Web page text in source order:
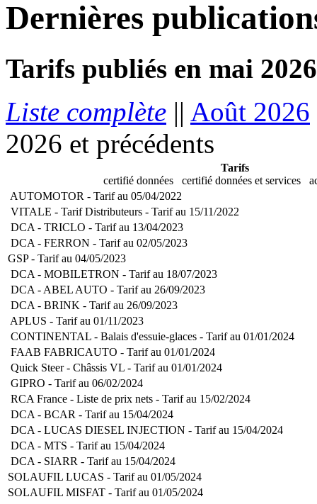
Dernières
Tarifs publiés en mai
Liste complète || Août 2026
2026 et précédents
Tarifs
certifié données
certifié données et services
AUTOMOTOR - Tarif au 05/04/2022
VITALE - Tarif Distributeurs - Tarif au 15/11/2022
DCA - TRICLO - Tarif au 13/04/2023
DCA - FERRON - Tarif au 02/05/2023
GSP - Tarif au 04/05/2023
DCA - MOBILETRON - Tarif au 18/07/2023
DCA - ABEL AUTO - Tarif au 26/09/2023
DCA - BRINK - Tarif au 26/09/2023
APLUS - Tarif au 01/11/2023
CONTINENTAL - Balais d'essuie-glaces - Tarif au 01/01/2024
FAAB FABRICAUTO - Tarif au 01/01/2024
Quick Steer - Châssis VL - Tarif au 01/01/2024
GIPRO - Tarif au 06/02/2024
RCA France - Liste de prix nets - Tarif au 15/02/2024
DCA - BCAR - Tarif au 15/04/2024
DCA - LUCAS DIESEL INJECTION - Tarif au 15/04/2024
DCA - MTS - Tarif au 15/04/2024
DCA - SIARR - Tarif au 15/04/2024
SOLAUFIL LUCAS - Tarif au 01/05/2024
SOLAUFIL MISFAT - Tarif au 01/05/2024